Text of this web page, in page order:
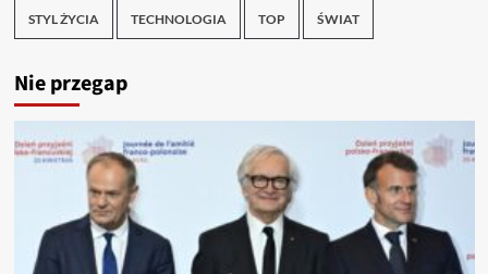
STYL ŻYCIA TECHNOLOGIA TOP ŚWIAT
Nie przegap